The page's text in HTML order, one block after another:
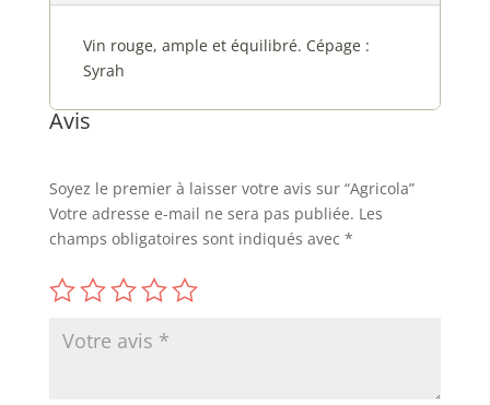
Vin rouge, ample et équilibré. Cépage :
Syrah
Avis
Soyez le premier à laisser votre avis sur “Agricola”
Votre adresse e-mail ne sera pas publiée. Les
champs obligatoires sont indiqués avec *